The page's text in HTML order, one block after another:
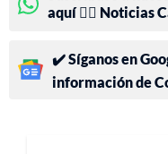
aquí 👉🏻 Noticias
✔️ Síganos en
información de